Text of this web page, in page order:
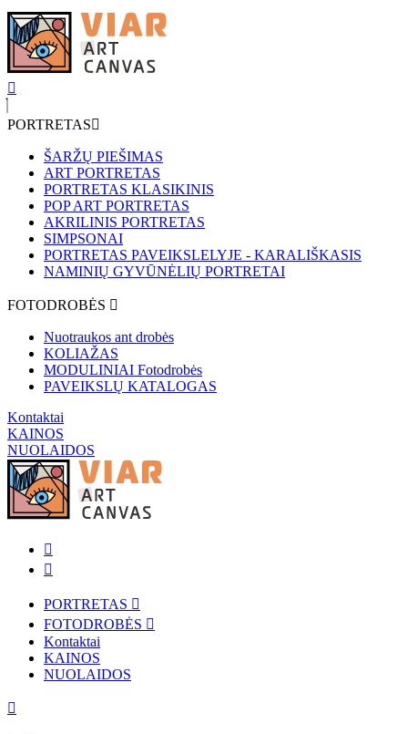
PORTRETAS
ŠARŽŲ PIEŠIMAS
ART PORTRETAS
PORTRETAS KLASIKINIS
POP ART PORTRETAS
AKRILINIS PORTRETAS
SIMPSONAI
PORTRETAS PAVEIKSLELYJE - KARALIŠKASIS
NAMINIŲ GYVŪNĖLIŲ PORTRETAI
FOTODROBĖS
Nuotraukos ant drobės
KOLIAŽAS
MODULINIAI Fotodrobės
PAVEIKSLŲ KATALOGAS
Kontaktai
KAINOS
NUOLAIDOS
PORTRETAS
FOTODROBĖS
Kontaktai
KAINOS
NUOLAIDOS